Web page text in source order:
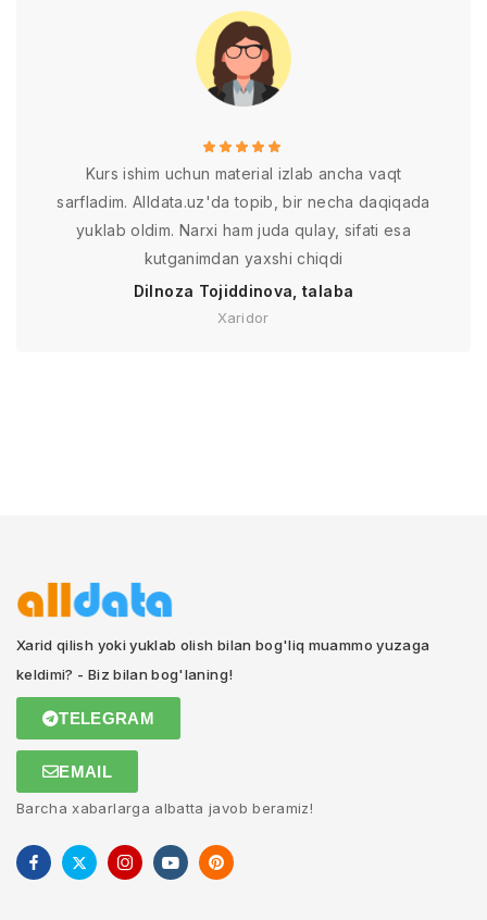
Kurs ishim uchun material izlab ancha vaqt
sarfladim. Alldata.uz'da topib, bir necha daqiqada
yuklab oldim. Narxi ham juda qulay, sifati esa
kutganimdan yaxshi chiqdi
Dilnoza Tojiddinova, talaba
Xaridor
Xarid qilish yoki yuklab olish bilan bog'liq muammo yuzaga
keldimi? - Biz bilan bog'laning!
TELEGRAM
EMAIL
Barcha xabarlarga albatta javob beramiz!